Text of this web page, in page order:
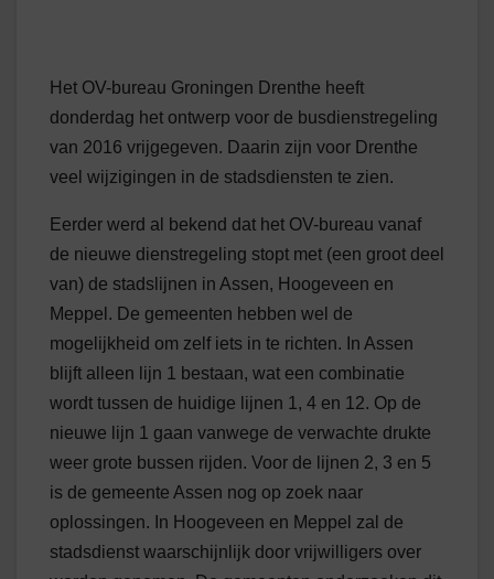
Het OV-bureau Groningen Drenthe heeft
donderdag het ontwerp voor de busdienstregeling
van 2016 vrijgegeven. Daarin zijn voor Drenthe
veel wijzigingen in de stadsdiensten te zien.
Eerder werd al bekend dat het OV-bureau vanaf
de nieuwe dienstregeling stopt met (een groot deel
van) de stadslijnen in Assen, Hoogeveen en
Meppel. De gemeenten hebben wel de
mogelijkheid om zelf iets in te richten. In Assen
blijft alleen lijn 1 bestaan, wat een combinatie
wordt tussen de huidige lijnen 1, 4 en 12. Op de
nieuwe lijn 1 gaan vanwege de verwachte drukte
weer grote bussen rijden. Voor de lijnen 2, 3 en 5
is de gemeente Assen nog op zoek naar
oplossingen. In Hoogeveen en Meppel zal de
stadsdienst waarschijnlijk door vrijwilligers over